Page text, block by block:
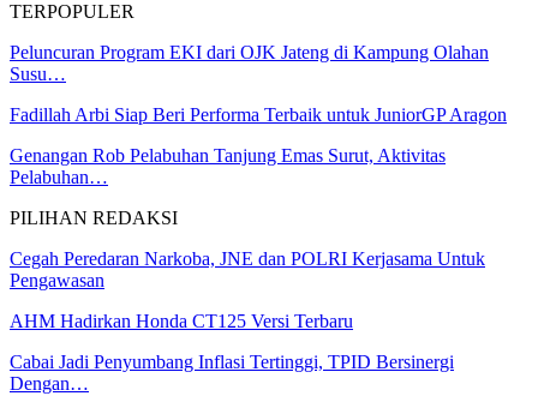
TERPOPULER
Peluncuran Program EKI dari OJK Jateng di Kampung Olahan
Susu…
Fadillah Arbi Siap Beri Performa Terbaik untuk JuniorGP Aragon
Genangan Rob Pelabuhan Tanjung Emas Surut, Aktivitas
Pelabuhan…
PILIHAN REDAKSI
Cegah Peredaran Narkoba, JNE dan POLRI Kerjasama Untuk
Pengawasan
AHM Hadirkan Honda CT125 Versi Terbaru
Cabai Jadi Penyumbang Inflasi Tertinggi, TPID Bersinergi
Dengan…